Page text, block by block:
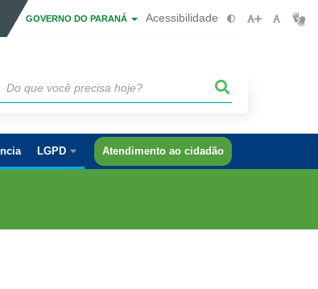
GOVERNO DO PARANÁ Acessibilidade
LGPD Atendimento ao cidadão